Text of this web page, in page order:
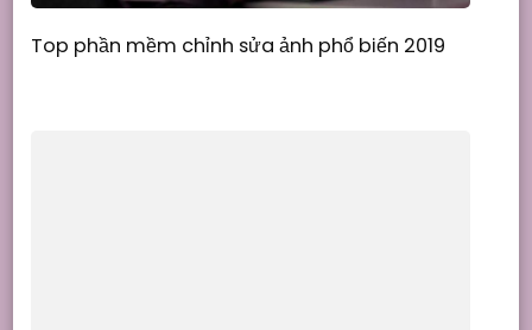
Top phần mềm chỉnh sửa ảnh phổ biến 2019